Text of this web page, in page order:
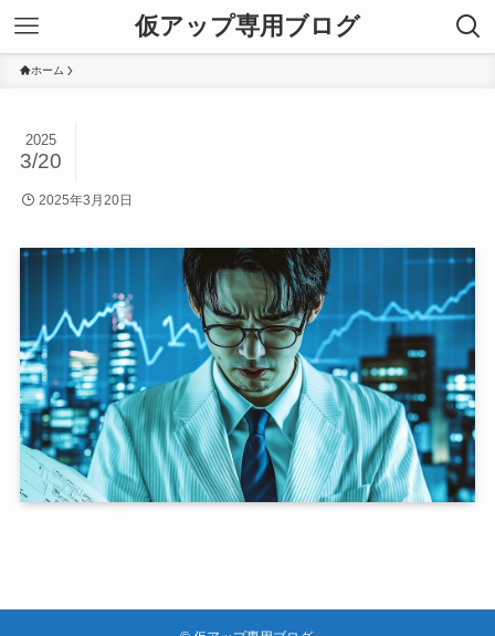
仮アップ専用ブログ
ホーム
2025
3/20
2025年3月20日